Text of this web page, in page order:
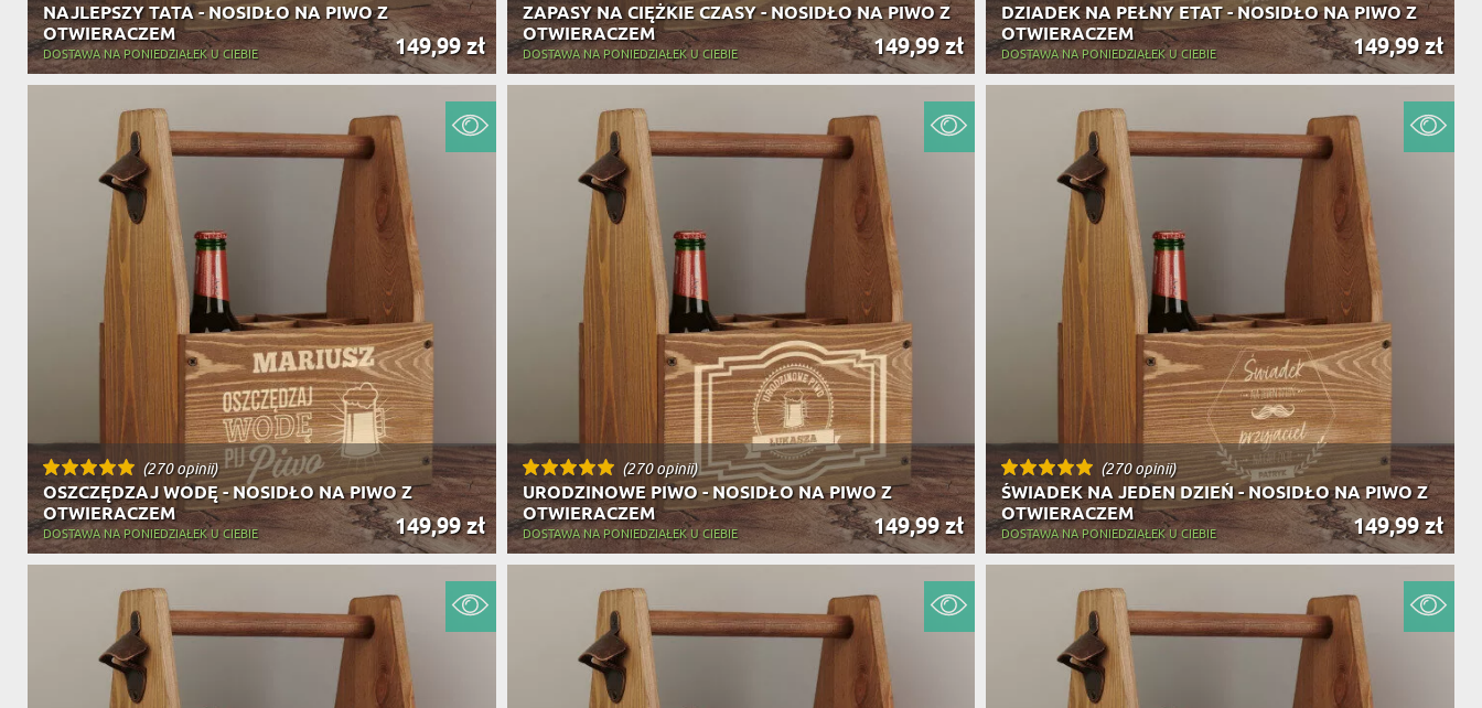
ZAPASY NA CIĘŻKIE CZASY - NOSIDŁO NA PIWO Z
OTWIERACZEM
149,99 zł
DOSTAWA NA PONIEDZIAŁEK U CIEBIE
NAJLEPSZY TATA - NOSIDŁO NA PIWO Z
OTWIERACZEM
149,99 zł
DOSTAWA NA PONIEDZIAŁEK U CIEBIE
DZIADEK NA PEŁNY ETAT - NOSIDŁO NA PIWO Z
OTWIERACZEM
149,99 zł
DOSTAWA NA PONIEDZIAŁEK U CIEBIE
(270 opinii)
OSZCZĘDZAJ WODĘ - NOSIDŁO NA PIWO Z
OTWIERACZEM
149,99 zł
DOSTAWA NA PONIEDZIAŁEK U CIEBIE
(270 opinii)
URODZINOWE PIWO - NOSIDŁO NA PIWO Z
OTWIERACZEM
149,99 zł
DOSTAWA NA PONIEDZIAŁEK U CIEBIE
(270 opinii)
ŚWIADEK NA JEDEN DZIEŃ - NOSIDŁO NA PIWO Z
OTWIERACZEM
149,99 zł
DOSTAWA NA PONIEDZIAŁEK U CIEBIE